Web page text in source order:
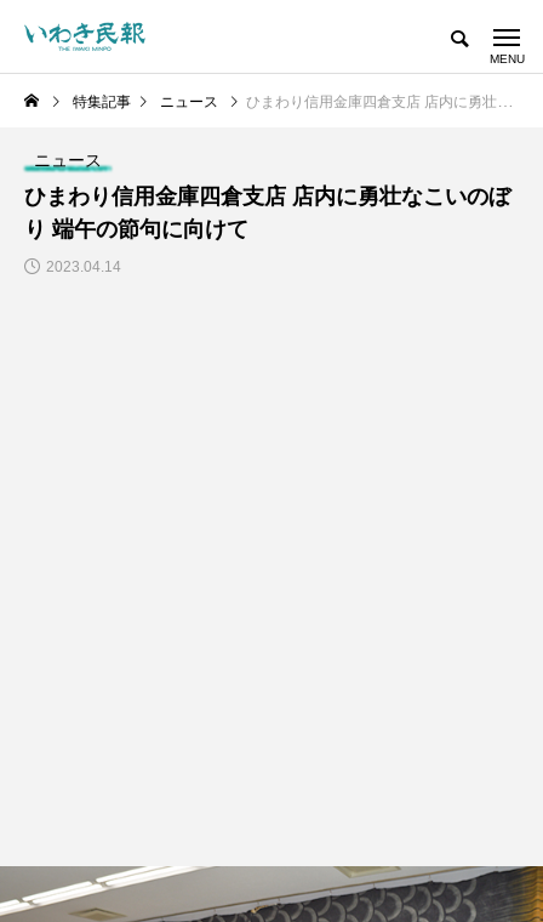
特集記事 ニュース ひまわり信用金庫四倉支店 店内に勇壮なこいのぼり 端午の節句に向けて
ニュース
ひまわり信用金庫四倉支店 店内に勇壮なこいのぼ
り 端午の節句に向けて
2023.04.14